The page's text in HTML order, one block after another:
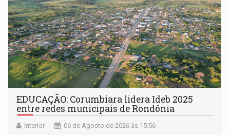
EDUCAÇÃO: Corumbiara lidera Ideb 2025
entre redes municipais de Rondônia
Interior 06 de Agosto de 2026 às 15:56